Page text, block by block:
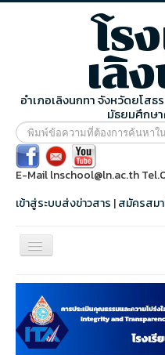
โร
เลิ
อำเภอเลิงนกทา จังหวัดยโส
มัธยมศึกษา
พิมพ์
ข้อความ
ที่
ต้องการ
ใน
E-Mail lnschool@ln.ac.th
เข้าสู่ระบบส่งข่าวสาร |สมัครสม
สลับ
เน
ชั่น
หน้าแรก
ข้อมูลโรงเรียน
ข่าวประชาสัมพันธ์